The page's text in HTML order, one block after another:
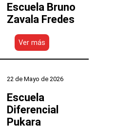
Escuela Bruno
Zavala Fredes
Ver más
Escuela
Bruno
Fredes
22 de Mayo de 2026
Escuela
Diferencial
Pukara